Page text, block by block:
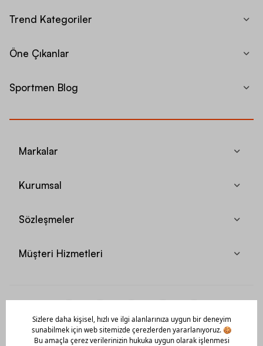
Trend Kategoriler
Öne Çıkanlar
Sportmen Blog
Markalar
Kurumsal
Sözleşmeler
Müşteri Hizmetleri